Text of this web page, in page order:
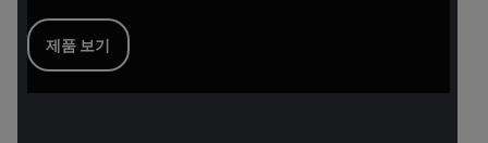
제품 보기